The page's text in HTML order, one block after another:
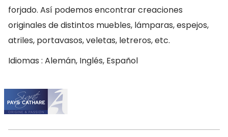
forjado. Así podemos encontrar creaciones
originales de distintos muebles, lámparas, espejos,
atriles, portavasos, veletas, letreros, etc.
Idiomas : Alemán, Inglés, Español